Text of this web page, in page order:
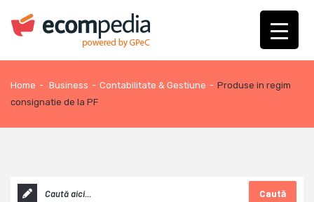
Home - Business - Contabilitate & Gestiune - Produse in regim
consignatie de la PF
Caută